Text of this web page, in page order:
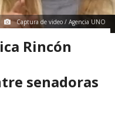
Captura de video / Agencia UNO
Rincón
senadoras